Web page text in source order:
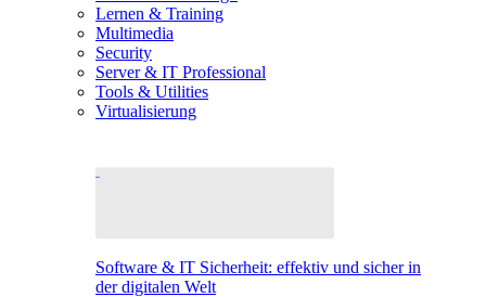
Lernen & Training
Multimedia
Security
Server & IT Professional
Tools & Utilities
Virtualisierung
Software & IT Sicherheit: effektiv und sicher in
der digitalen Welt